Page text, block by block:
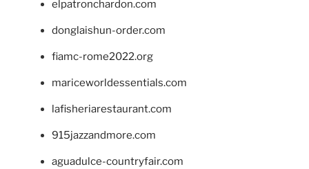
elpatronchardon.com
donglaishun-order.com
fiamc-rome2022.org
mariceworldessentials.com
lafisheriarestaurant.com
915jazzandmore.com
aguadulce-countryfair.com